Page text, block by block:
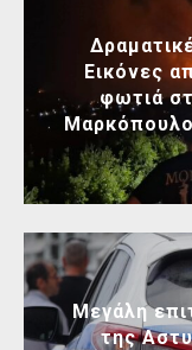
Εικόνες
φωτιά
Μεγάλη
της